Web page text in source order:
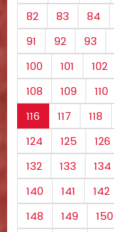
82
83 84
91
92 93
100
101 102
108
109 110
116
117 118
124
125 126
132
133 134
140
141 142
148
149 150